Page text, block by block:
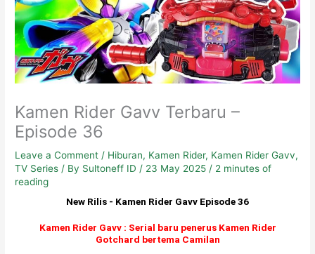
Kamen Rider Gavv Terbaru –
Episode 36
Leave a Comment / Hiburan, Kamen Rider, Kamen Rider Gavv,
TV Series / By Sultoneff ID/ 23 May 2025/ 2 minutes of
reading
New Rilis - Kamen Rider Gavv Episode 36
Kamen Rider Gavv : Serial baru penerus Kamen Rider
Gotchard bertema Camilan